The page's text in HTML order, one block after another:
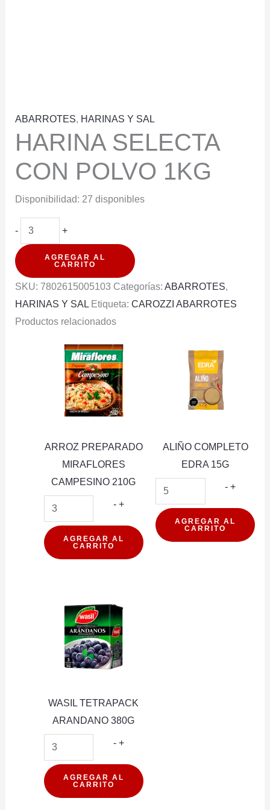
ABARROTES, HARINAS Y SAL
HARINA SELECTA
CON POLVO 1KG
Disponibilidad: 27 disponibles
-
HARINA
SELECTA
POLVO
+
AGREGAR AL
CARRITO
SKU: 7802615005103 Categorías: ABARROTES,
HARINAS Y SAL Etiqueta: CAROZZI ABARROTES
Productos relacionados
ARROZ PREPARADO
MIRAFLORES
CAMPESINO 210G
- ARROZ
PREPARADO
MIRAFLORES
CAMPESINO
+
AGREGAR AL
CARRITO
ALIÑO COMPLETO
EDRA 15G
- ALIÑO
EDRA
15G
+
AGREGAR AL
CARRITO
WASIL TETRAPACK
ARANDANO 380G
- WASIL
ARANDANO
380G
+
AGREGAR AL
CARRITO